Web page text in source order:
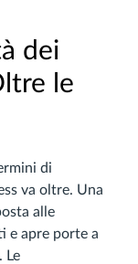
dei
le
di
va oltre. Una
alle
e apre porte a
Le